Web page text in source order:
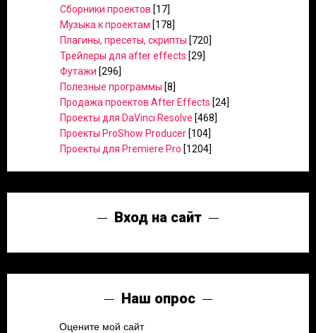
Сборники проектов [17]
Музыка к проектам [178]
Плагины, пресеты, скрипты [720]
Трейлеры для after effects [29]
Футажи [296]
Полезные программы [8]
Продажа проектов After Effects [24]
Проекты для DaVinci Resolve [468]
Проекты ProShow Producer [104]
Проекты для Premiere Pro [1204]
Вход на сайт
Наш опрос
Оцените мой сайт